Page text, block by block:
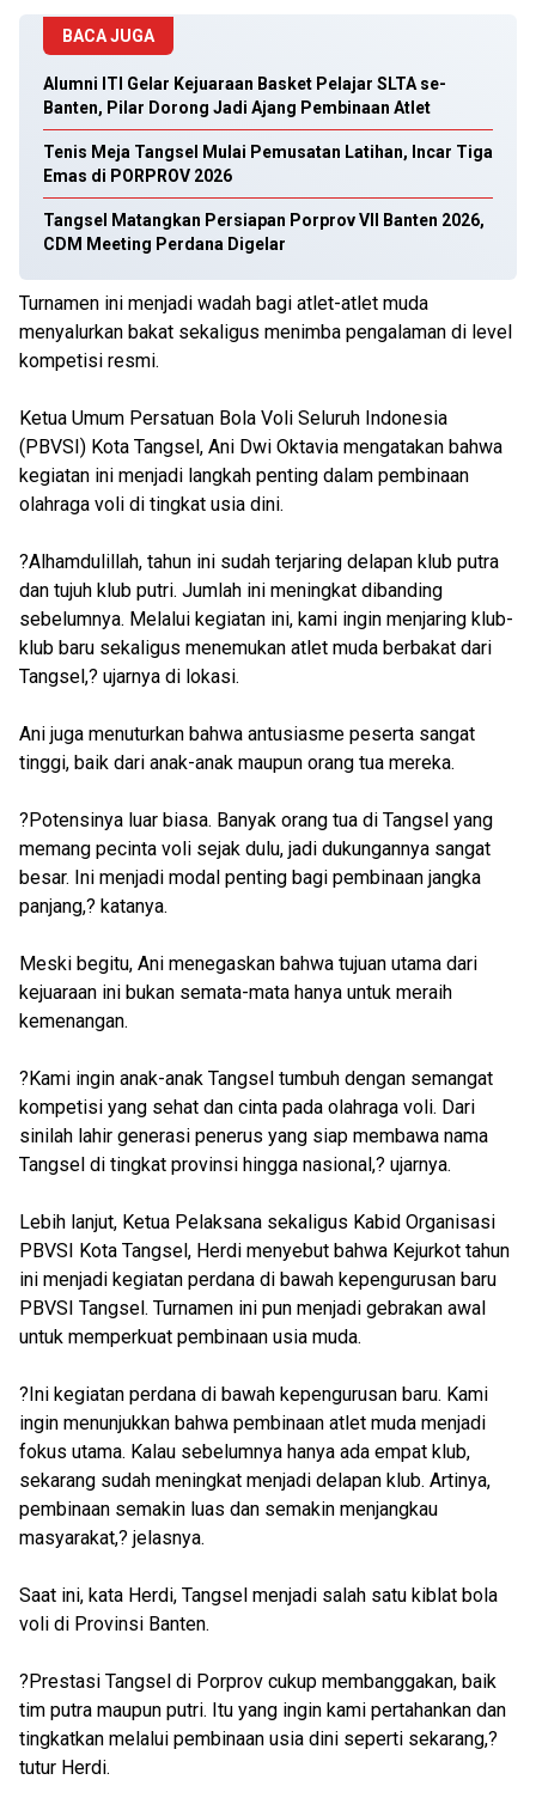
BACA JUGA
Alumni ITI Gelar Kejuaraan Basket Pelajar SLTA se-
Banten, Pilar Dorong Jadi Ajang Pembinaan Atlet
Tenis Meja Tangsel Mulai Pemusatan Latihan, Incar Tiga
Emas di PORPROV 2026
Tangsel Matangkan Persiapan Porprov VII Banten 2026,
CDM Meeting Perdana Digelar
Turnamen ini menjadi wadah bagi atlet-atlet muda
menyalurkan bakat sekaligus menimba pengalaman di level
kompetisi resmi.
Ketua Umum Persatuan Bola Voli Seluruh Indonesia
(PBVSI) Kota Tangsel, Ani Dwi Oktavia mengatakan bahwa
kegiatan ini menjadi langkah penting dalam pembinaan
olahraga voli di tingkat usia dini.
?Alhamdulillah, tahun ini sudah terjaring delapan klub putra
dan tujuh klub putri. Jumlah ini meningkat dibanding
sebelumnya. Melalui kegiatan ini, kami ingin menjaring klub-
klub baru sekaligus menemukan atlet muda berbakat dari
Tangsel,? ujarnya di lokasi.
Ani juga menuturkan bahwa antusiasme peserta sangat
tinggi, baik dari anak-anak maupun orang tua mereka.
?Potensinya luar biasa. Banyak orang tua di Tangsel yang
memang pecinta voli sejak dulu, jadi dukungannya sangat
besar. Ini menjadi modal penting bagi pembinaan jangka
panjang,? katanya.
Meski begitu, Ani menegaskan bahwa tujuan utama dari
kejuaraan ini bukan semata-mata hanya untuk meraih
kemenangan.
?Kami ingin anak-anak Tangsel tumbuh dengan semangat
kompetisi yang sehat dan cinta pada olahraga voli. Dari
sinilah lahir generasi penerus yang siap membawa nama
Tangsel di tingkat provinsi hingga nasional,? ujarnya.
Lebih lanjut, Ketua Pelaksana sekaligus Kabid Organisasi
PBVSI Kota Tangsel, Herdi menyebut bahwa Kejurkot tahun
ini menjadi kegiatan perdana di bawah kepengurusan baru
PBVSI Tangsel. Turnamen ini pun menjadi gebrakan awal
untuk memperkuat pembinaan usia muda.
?Ini kegiatan perdana di bawah kepengurusan baru. Kami
ingin menunjukkan bahwa pembinaan atlet muda menjadi
fokus utama. Kalau sebelumnya hanya ada empat klub,
sekarang sudah meningkat menjadi delapan klub. Artinya,
pembinaan semakin luas dan semakin menjangkau
masyarakat,? jelasnya.
Saat ini, kata Herdi, Tangsel menjadi salah satu kiblat bola
voli di Provinsi Banten.
?Prestasi Tangsel di Porprov cukup membanggakan, baik
tim putra maupun putri. Itu yang ingin kami pertahankan dan
tingkatkan melalui pembinaan usia dini seperti sekarang,?
tutur Herdi.